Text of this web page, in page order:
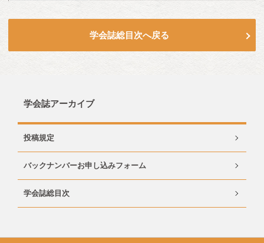
学会誌総目次へ戻る
学会誌アーカイブ
投稿規定
バックナンバーお申し込みフォーム
学会誌総目次